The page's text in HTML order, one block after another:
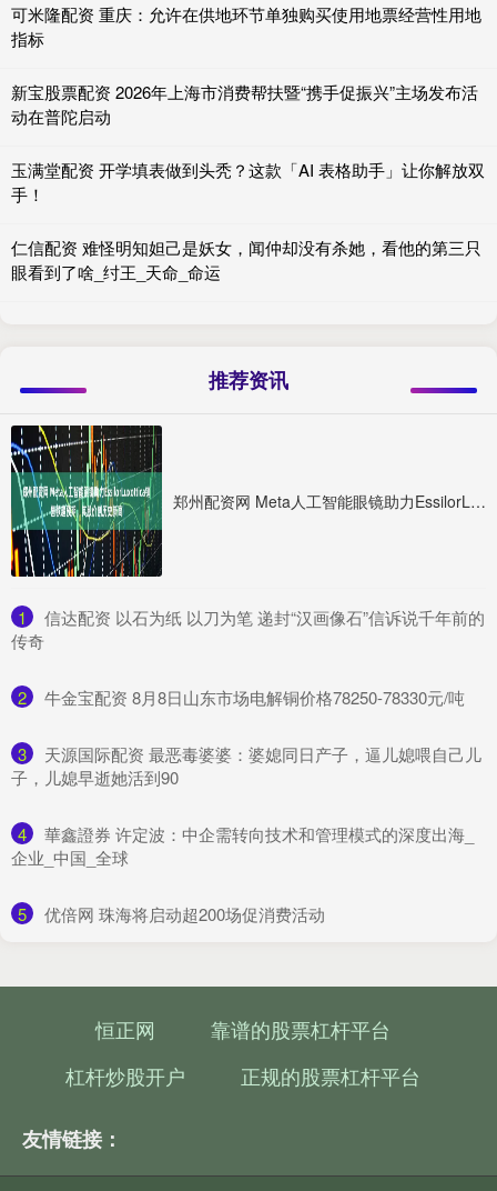
可米隆配资 重庆：允许在供地环节单独购买使用地票经营性用地
指标
新宝股票配资 2026年上海市消费帮扶暨“携手促振兴”主场发布活
动在普陀启动
玉满堂配资 开学填表做到头秃？这款「AI 表格助手」让你解放双
手！
仁信配资 难怪明知妲己是妖女，闻仲却没有杀她，看他的第三只
眼看到了啥_纣王_天命_命运
推荐资讯
郑州配资网 Meta人工智能眼镜助力EssilorLuxottica销售额超预期，其股价创历史新高
1
​信达配资 以石为纸 以刀为笔 递封“汉画像石”信诉说千年前的
传奇
2 ​牛金宝配资 8月8日山东市场电解铜价格78250-78330元/吨
3
​天源国际配资 最恶毒婆婆：婆媳同日产子，逼儿媳喂自己儿
子，儿媳早逝她活到90
4
​華鑫證券 许定波：中企需转向技术和管理模式的深度出海_
企业_中国_全球
5 ​优倍网 珠海将启动超200场促消费活动
恒正网
靠谱的股票杠杆平台
杠杆炒股开户
正规的股票杠杆平台
友情链接：